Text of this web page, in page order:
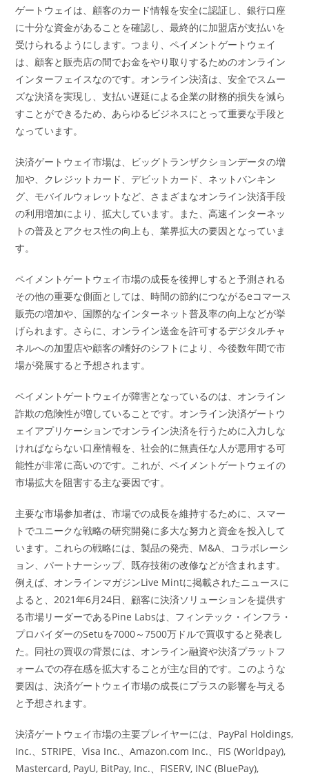
ゲートウェイは、顧客のカード情報を安全に認証し、銀行口座
に十分な資金があることを確認し、最終的に加盟店が支払いを
受けられるようにします。つまり、ペイメントゲートウェイ
は、顧客と販売店の間でお金をやり取りするためのオンライン
インターフェイスなのです。オンライン決済は、安全でスムー
ズな決済を実現し、支払い遅延による企業の財務的損失を減ら
すことができるため、あらゆるビジネスにとって重要な手段と
なっています。
決済ゲートウェイ市場は、ビッグトランザクションデータの増
加や、クレジットカード、デビットカード、ネットバンキン
グ、モバイルウォレットなど、さまざまなオンライン決済手段
の利用増加により、拡大しています。また、高速インターネッ
トの普及とアクセス性の向上も、業界拡大の要因となっていま
す。
ペイメントゲートウェイ市場の成長を後押しすると予測される
その他の重要な側面としては、時間の節約につながるeコマース
販売の増加や、国際的なインターネット普及率の向上などが挙
げられます。さらに、オンライン送金を許可するデジタルチャ
ネルへの加盟店や顧客の嗜好のシフトにより、今後数年間で市
場が発展すると予想されます。
ペイメントゲートウェイが障害となっているのは、オンライン
詐欺の危険性が増していることです。オンライン決済ゲートウ
ェイアプリケーションでオンライン決済を行うために入力しな
ければならない口座情報を、社会的に無責任な人が悪用する可
能性が非常に高いのです。これが、ペイメントゲートウェイの
市場拡大を阻害する主な要因です。
主要な市場参加者は、市場での成長を維持するために、スマー
トでユニークな戦略の研究開発に多大な努力と資金を投入して
います。これらの戦略には、製品の発売、M&A、コラボレーシ
ョン、パートナーシップ、既存技術の改修などが含まれます。
例えば、オンラインマガジンLive Mintに掲載されたニュースに
よると、2021年6月24日、顧客に決済ソリューションを提供す
る市場リーダーであるPine Labsは、フィンテック・インフラ・
プロバイダーのSetuを7000～7500万ドルで買収すると発表し
た。同社の買収の背景には、オンライン融資や決済プラットフ
ォームでの存在感を拡大することが主な目的です。このような
要因は、決済ゲートウェイ市場の成長にプラスの影響を与える
と予想されます。
決済ゲートウェイ市場の主要プレイヤーには、PayPal Holdings,
Inc.、STRIPE、Visa Inc.、Amazon.com Inc.、FIS (Worldpay),
Mastercard, PayU, BitPay, Inc.、FISERV, INC (BluePay),